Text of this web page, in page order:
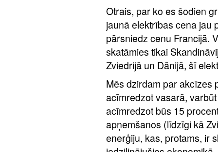
Otrais, par ko es šodien
jaunā elektrības cena jau
pārsniedz cenu Francijā.
skatāmies tikai
Zviedrijā un Dānijā, šī
Mēs dzirdam par akcīzes
acīmredzot vasarā,
acīmredzot būs 15
apņemšanos (līdzīgi kā
enerģiju, kas, protams, ir